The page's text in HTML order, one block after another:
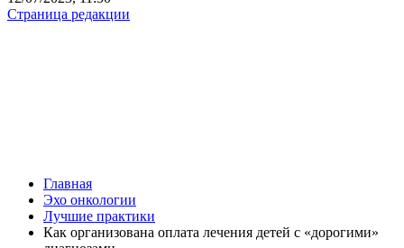
Страница редакции
Главная
Эхо онкологии
Лучшие практики
Как организована оплата лечения детей с «дорогими»